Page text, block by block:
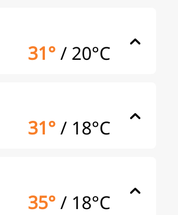
31°/ 20°C
31°/ 18°C
35°/ 18°C